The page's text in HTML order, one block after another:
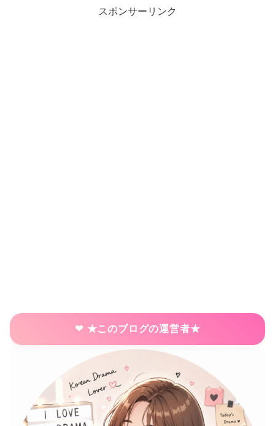
スポンサーリンク
★このブログの運営者★